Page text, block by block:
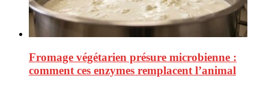
Fromage végétarien présure microbienne :
comment ces enzymes remplacent l’animal